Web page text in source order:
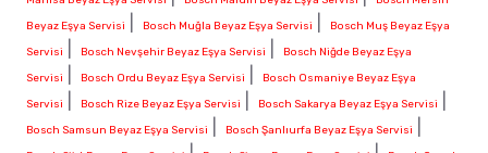
Beyaz Eşya Servisi
Bosch Muğla Beyaz Eşya Servisi
Bosch Muş Beyaz Eşya
Servisi
Bosch Nevşehir Beyaz Eşya Servisi
Bosch Niğde Beyaz Eşya
Servisi
Bosch Ordu Beyaz Eşya Servisi
Bosch Osmaniye Beyaz Eşya
Servisi
Bosch Rize Beyaz Eşya Servisi Bosch Sakarya Beyaz Eşya Servisi
Bosch Samsun Beyaz Eşya Servisi Bosch Şanlıurfa Beyaz Eşya Servisi